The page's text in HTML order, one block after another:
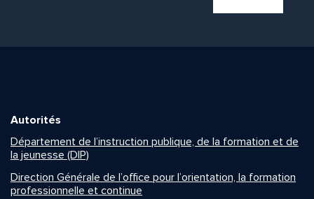
Autorités
Département de l’instruction publique, de la formation et de
la jeunesse (DIP)
Direction Générale de l’office pour l’orientation, la formation
professionnelle et continue